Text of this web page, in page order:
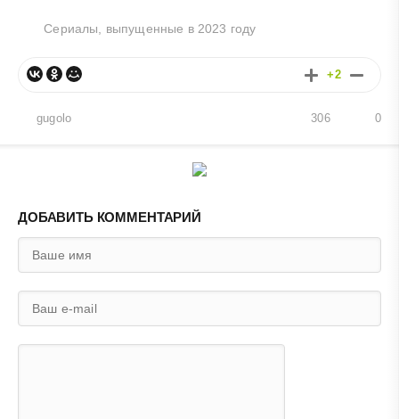
Сериалы, выпущенные в 2023 году
+2
gugolo 0
306
ДОБАВИТЬ КОММЕНТАРИЙ